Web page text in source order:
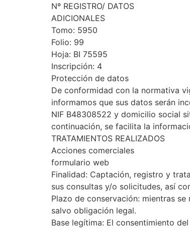
Nº REGISTRO/ DATOS
ADICIONALES
Tomo: 5950
Folio: 99
Hoja: BI 75595
Inscripción: 4
Protección de datos
De conformidad con la normativa
informamos que sus datos serán
NIF B48308522 y domicilio social
continuación, se facilita la
TRATAMIENTOS REALIZADOS
Acciones comerciales
formulario web
Finalidad: Captación, registro y
sus consultas y/o solicitudes, así
Plazo de conservación: mientras
salvo obligación legal.
Base legítima: El consentimiento